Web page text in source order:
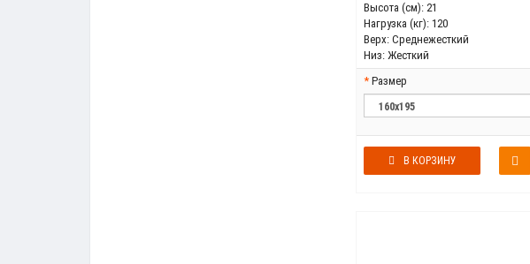
Высота (см): 21
Нагрузка (кг): 120
Верх: Среднежесткий
Низ: Жесткий
Размер
В КОРЗИНУ